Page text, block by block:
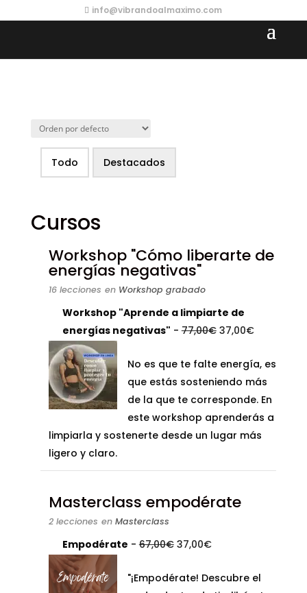
info@vibrandoalmaximo.com
Todo Destacados
Cursos
Workshop "Cómo liberarte de
energías negativas"
16 lecciones en Workshop grabado
Workshop "Aprende a limpiarte de
energías negativas" -77,00€ El
original
era:
77,00€.
37,00€El
actual
es:
37,00€.
No es que te falte energía, es
que estás sosteniendo más
de la que te corresponde. En
este workshop aprenderás a
limpiarla y sostenerte desde un lugar más
ligero y claro.
Masterclass empodérate
2 lecciones en Masterclass
Empodérate -67,00€ El
original
37,00€El
actual
"¡Empodérate! Descubre el